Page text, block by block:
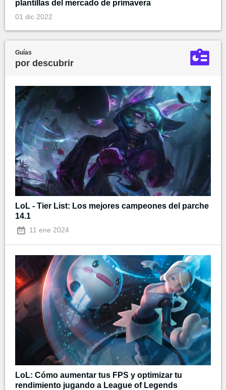
plantillas del mercado de primavera
01 dic 2022
Guías
por descubrir
LoL - Tier List: Los mejores campeones del parche
14.1
11 ene 2024
LoL: Cómo aumentar tus FPS y optimizar tu
rendimiento jugando a League of Legends